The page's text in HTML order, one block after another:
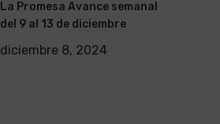
La Promesa Avance semanal
del 9 al 13 de diciembre
diciembre 8, 2024